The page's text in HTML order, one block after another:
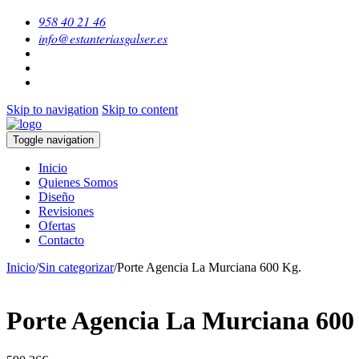
958 40 21 46
info@estanteriasgalser.es
Skip to navigation Skip to content
Toggle navigation
Inicio
Quienes Somos
Diseño
Revisiones
Ofertas
Contacto
Inicio/Sin categorizar/Porte Agencia La Murciana 600 Kg.
Porte Agencia La Murciana